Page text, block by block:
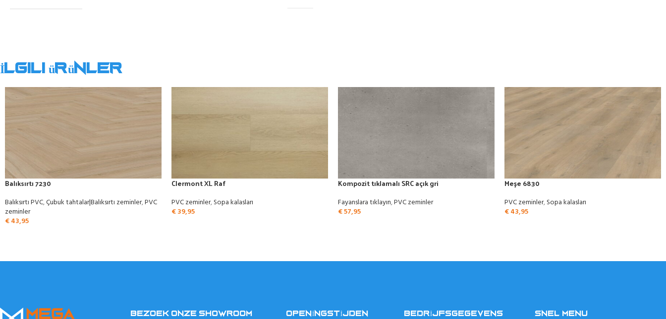
İlgili ürünler
Balıksırtı 7230
Balıksırtı PVC,Çubuk tahtalar|Balıksırtı zeminler,PVC
zeminler
€43,95
Clermont XL Raf
PVC zeminler,Sopa kalasları
€39,95
Kompozit tıklamalı SRC açık gri
Fayanslara tıklayın,PVC zeminler
€57,95
Meşe 6830
PVC zeminler,Sopa kalasları
€43,95
BEZOEK ONZE SHOWROOM OPENINGSTIJDEN BEDRIJFSGEGEVENS SNEL MENU